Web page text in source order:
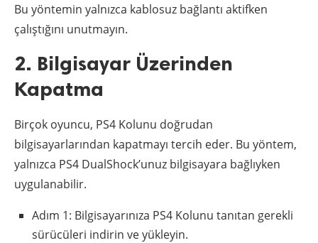
Bu yöntemin yalnızca kablosuz bağlantı aktifken
çalıştığını unutmayın.
2. Bilgisayar Üzerinden
Kapatma
Birçok oyuncu, PS4 Kolunu doğrudan
bilgisayarlarından kapatmayı tercih eder. Bu yöntem,
yalnızca PS4 DualShock’unuz bilgisayara bağlıyken
uygulanabilir.
Adım 1: Bilgisayarınıza PS4 Kolunu tanıtan gerekli
sürücüleri indirin ve yükleyin.